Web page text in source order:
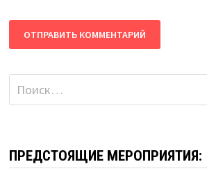
Найти:
ПРЕДСТОЯЩИЕ МЕРОПРИЯТИЯ: